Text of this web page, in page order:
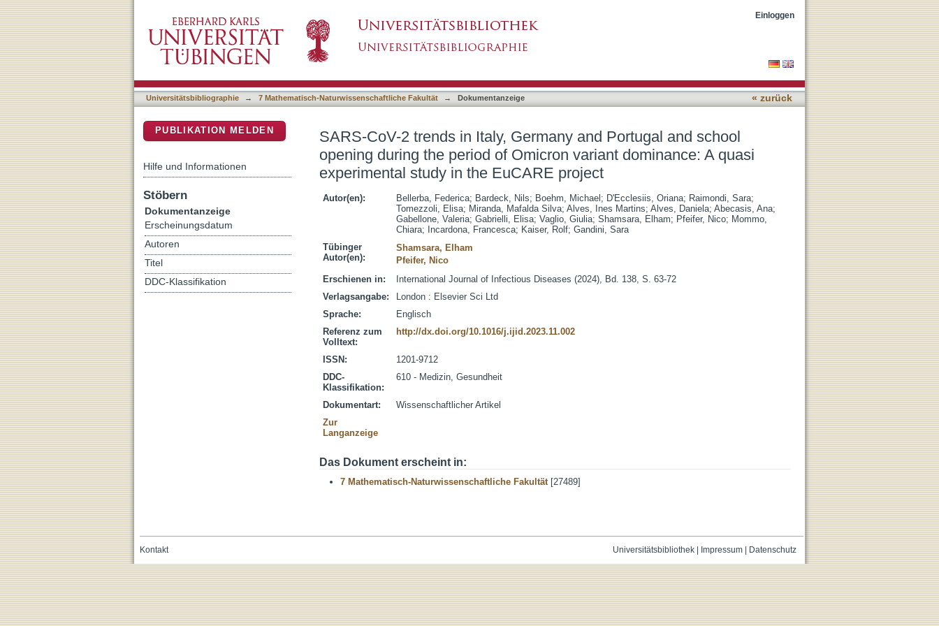
Omicron variant dominance: A quasi experimental study in the EuCARE project
Einloggen
Universitätsbibliographie → 7 Mathematisch-Naturwissenschaftliche Fakultät → Dokumentanzeige « zurück
SARS-CoV-2 trends in Italy, Germany and Portugal and school
opening during the period of Omicron variant dominance: A quasi
experimental study in the EuCARE project
Autor(en): Bellerba, Federica; Bardeck, Nils; Boehm, Michael ; D'Ecclesiis, Oriana; Raimondi, Sara;
Tomezzoli, Elisa; Miranda, Mafalda Silva; Alves, Ines Martins; Alves, Daniela; Abecasis, Ana;
Gabellone, Valeria; Gabrielli, Elisa; Vaglio, Giulia; Shamsara, Elham; Pfeifer, Nico; Mommo,
Chiara; Incardona, Francesca; Kaiser, Rolf; Gandini, Sara
Tübinger
Autor(en):
Shamsara, Elham
Pfeifer, Nico
Erschienen in:
International Journal of Infectious Diseases (2024), Bd. 138, S. 63-72
Verlagsangabe:
London : Elsevier Sci Ltd
Sprache:
Englisch
Referenz zum
Volltext:
http://dx.doi.org/10.1016/j.ijid.2023.11.002
ISSN:
1201-9712
DDC-
Klassifikation:
610 - Medizin, Gesundheit
Dokumentart:
Wissenschaftlicher Artikel
Zur
Langanzeige
Das Dokument erscheint in:
7 Mathematisch-Naturwissenschaftliche Fakultät[27489]
PUBLIKATION MELDEN
Hilfe und Informationen
Stöbern
Dokumentanzeige
Erscheinungsdatum
Autoren
Titel
DDC-Klassifikation
Universitätsbibliothek| Impressum| Datenschutz
Kontakt